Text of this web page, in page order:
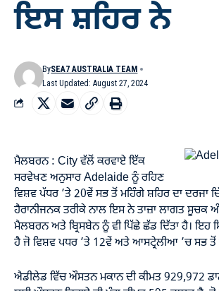
ਇਸ ਸ਼ਹਿਰ ਨੇ
Last Updated: August 27, 2024
BySEA7 AUSTRALIA TEAM
ਮੈਲਬਰਨ : City ਵੱਲੋਂ ਕਰਵਾਏ ਇੱਕ
ਸਰਵੇਖਣ ਅਨੁਸਾਰ Adelaide ਨੂੰ ਰਹਿਣ
ਵਿਸ਼ਵ ਪੱਧਰ ’ਤੇ 20ਵੇਂ ਸਭ ਤੋਂ ਮਹਿੰਗੇ ਸ਼ਹਿਰ ਦਾ ਦਰਜਾ
ਹੈਰਾਨੀਜਨਕ ਤਰੀਕੇ ਨਾਲ ਇਸ ਨੇ ਤਾਜ਼ਾ ਲਾਗਤ ਸੂਚਕ
ਮੈਲਬਰਨ ਅਤੇ ਬ੍ਰਿਸਬੇਨ ਨੂੰ ਵੀ ਪਿੱਛੇ ਛੱਡ ਦਿੱਤਾ ਹੈ। ਇਹ
ਹੈ ਜੋ ਵਿਸ਼ਵ ਪਧਰ ’ਤੇ 12ਵੇਂ ਅਤੇ ਆਸਟ੍ਰੇਲੀਆ ’ਚ ਸਭ ਤੋਂ
ਐਡੀਲੇਡ ਵਿੱਚ ਔਸਤਨ ਮਕਾਨ ਦੀ ਕੀਮਤ 929,972